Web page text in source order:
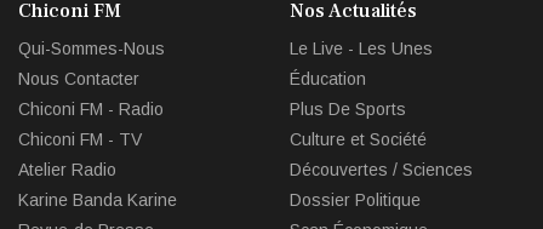
Chiconi FM
Qui-Sommes-Nous
Nous Contacter
Chiconi FM - Radio
Chiconi FM - TV
Atelier Radio
Karine Banda Karine
Nos Actualités
Le Live - Les Unes
Éducation
Plus De Sports
Culture et Société
Découvertes / Sciences
Dossier Politique